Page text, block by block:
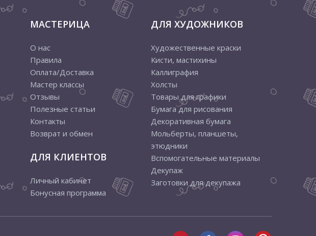
МАСТЕРИЦА
О нас
Правила
Оплата/Доставка
Мастер классы
Отзывы
Полезные статьи
Контакты
Возврат и обмен
ДЛЯ КЛИЕНТОВ
Личный кабинет
Бонусная программа
ДЛЯ ХУДОЖНИКОВ
Художественные краски
Кисти, мастихины
Каллиграфия
Холсты
Товары для графики
Бумага для рисования
Декоративная бумага
Мольберты, планшеты,
этюдники
Вспомогательные материалы
Декупаж
Заготовки для декупажа